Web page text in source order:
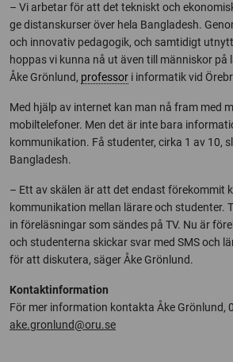
– Vi arbetar för att det tekniskt och
ge distanskurser över hela Bangladesh.
och innovativ pedagogik, och samtidigt
hoppas vi kunna nå ut även till människor på
Åke Grönlund, professor i informatik vid
Med hjälp av internet kan man nå fram med
mobiltelefoner. Men det är inte bara
kommunikation. Få studenter, cirka 1 av 10,
Bangladesh.
– Ett av skälen är att det endast förekommit
kommunikation mellan lärare och studenter.
in föreläsningar som sändes på TV. Nu är
och studenterna skickar svar med SMS och
för att diskutera, säger Åke Grönlund.
Kontaktinformation
För mer information kontakta Åke Grönlund,
ake.gronlund@oru.se